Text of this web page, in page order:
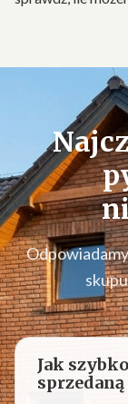
Jak